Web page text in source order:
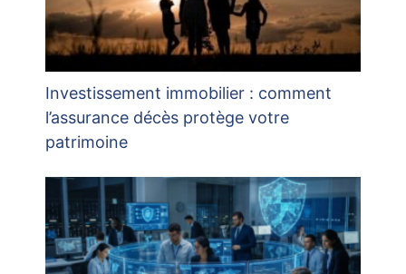
Investissement immobilier : comment
l’assurance décès protège votre
patrimoine